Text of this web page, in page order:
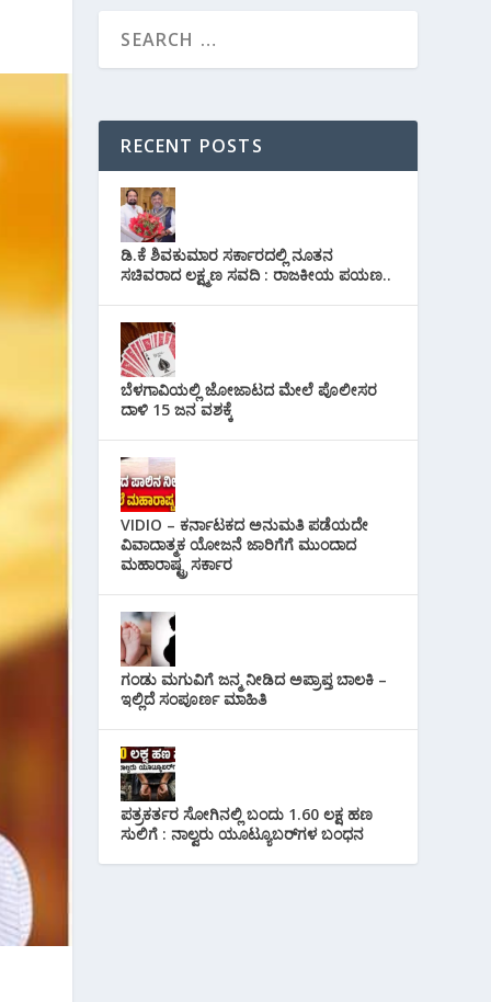
RECENT POSTS
ಡಿ.ಕೆ ಶಿವಕುಮಾರ ಸರ್ಕಾರದಲ್ಲಿ ನೂತನ
ಸಚಿವರಾದ ಲಕ್ಷ್ಮಣ ಸವದಿ : ರಾಜಕೀಯ ಪಯಣ..
ಬೆಳಗಾವಿಯಲ್ಲಿ ಜೋಜಾಟದ ಮೇಲೆ ಪೊಲೀಸರ
ದಾಳಿ 15 ಜನ ವಶಕ್ಕೆ
VIDIO – ಕರ್ನಾಟಕದ ಅನುಮತಿ ಪಡೆಯದೇ
ವಿವಾದಾತ್ಮಕ ಯೋಜನೆ ಜಾರಿಗೆಗೆ ಮುಂದಾದ
ಮಹಾರಾಷ್ಟ್ರ ಸರ್ಕಾರ
ಗಂಡು ಮಗುವಿಗೆ ಜನ್ಮ ನೀಡಿದ ಅಪ್ರಾಪ್ತ ಬಾಲಕಿ –
ಇಲ್ಲಿದೆ ಸಂಪೂರ್ಣ ಮಾಹಿತಿ
ಪತ್ರಕರ್ತರ ಸೋಗಿನಲ್ಲಿ ಬಂದು 1.60 ಲಕ್ಷ ಹಣ
ಸುಲಿಗೆ : ನಾಲ್ವರು ಯೂಟ್ಯೂಬರ್‌ಗಳ ಬಂಧನ